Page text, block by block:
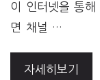
이 인터넷을 통
면 채널 …
자세히보기